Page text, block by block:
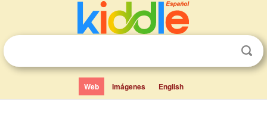
Web Imágenes English